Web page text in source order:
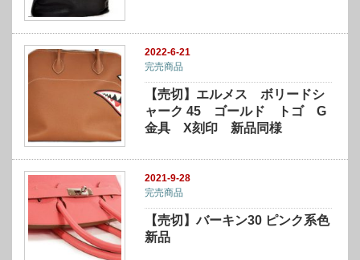
2022-6-21
完売商品
【売切】エルメス ボリードシ
ャーク 45 ゴールド トゴ G
金具 X刻印 新品同様
2021-9-28
完売商品
【売切】バーキン30 ピンク系色
新品